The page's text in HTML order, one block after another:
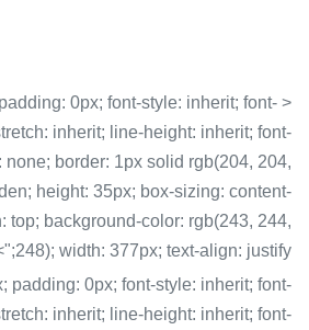
padding: 0px; font-style: inherit; font-
inherit; line-height: inherit; font-
none; border: 1px solid rgb(204, 204,
height: 35px; box-sizing: content-
top; background-color: rgb(243, 244,
248); width: 377px; text-align: justify;">
padding: 0px; font-style: inherit; font-
inherit; line-height: inherit; font-